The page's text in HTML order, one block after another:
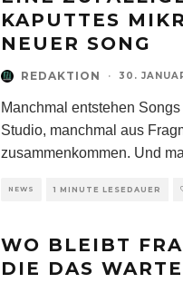
KAPUTTES
NEUER SONG
REDAKTION · 30.
Manchmal entstehen
Studio, manchmal aus
zusammenkommen. Und
NEWS 1 MINUTE LESEDAUER
WO BLEIBT
DIE DAS